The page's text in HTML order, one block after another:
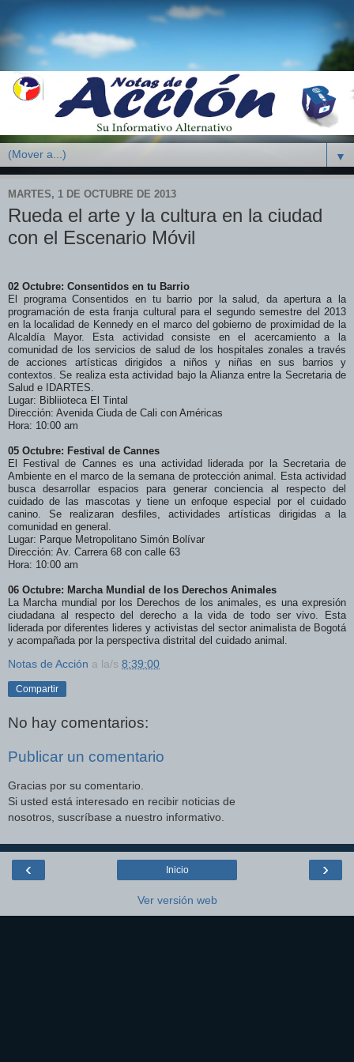
▼
MARTES, 1 DE OCTUBRE DE 2013
Rueda el arte y la cultura en la ciudad
con el Escenario Móvil
02 Octubre: Consentidos en tu Barrio
El programa Consentidos en tu barrio por la salud, da apertura a la
programación de esta franja cultural para el segundo semestre del 2013
en la localidad de Kennedy en el marco del gobierno de proximidad de la
Alcaldía Mayor. Esta actividad consiste en el acercamiento a la
comunidad de los servicios de salud de los hospitales zonales a través
de acciones artísticas dirigidos a niños y niñas en sus barrios y
contextos. Se realiza esta actividad bajo la Alianza entre la Secretaria de
Salud e IDARTES.
Lugar: Bibliioteca El Tintal
Dirección: Avenida Ciuda de Cali con Américas
Hora: 10:00 am
05 Octubre: Festival de Cannes
El Festival de Cannes es una actividad liderada por la Secretaria de
Ambiente en el marco de la semana de protección animal. Esta actividad
busca desarrollar espacios para generar conciencia al respecto del
cuidado de las mascotas y tiene un enfoque especial por el cuidado
canino. Se realizaran desfiles, actividades artísticas dirigidas a la
comunidad en general.
Lugar: Parque Metropolitano Simón Bolívar
Dirección: Av. Carrera 68 con calle 63
Hora: 10:00 am
06 Octubre: Marcha Mundial de los Derechos Animales
La Marcha mundial por los Derechos de los animales, es una expresión
ciudadana al respecto del derecho a la vida de todo ser vivo. Esta
liderada por diferentes lideres y activistas del sector animalista de Bogotá
y acompañada por la perspectiva distrital del cuidado animal.
Notas de Acción a la/s 8:39:00
Compartir
No hay comentarios:
Publicar un comentario
Gracias por su comentario.
Si usted está interesado en recibir noticias de
nosotros, suscríbase a nuestro informativo.
‹ ›
Inicio
Ver versión web